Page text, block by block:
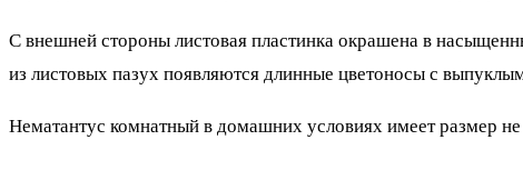
С внешней стороны листовая пластинка окрашена в
из листовых пазух появляются длинные цветоносы с
Нематантус комнатный в домашних условиях имеет размер